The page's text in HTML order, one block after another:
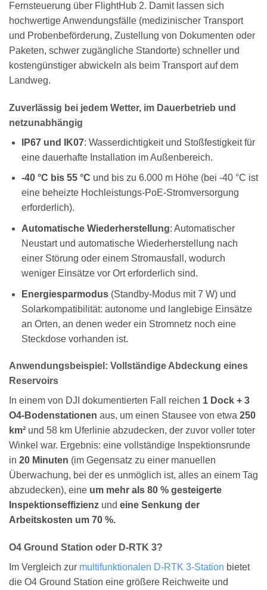
Fernsteuerung über FlightHub 2. Damit lassen sich
hochwertige Anwendungsfälle (medizinischer Transport
und Probenbeförderung, Zustellung von Dokumenten oder
Paketen, schwer zugängliche Standorte) schneller und
kostengünstiger abwickeln als beim Transport auf dem
Landweg.
Zuverlässig bei jedem Wetter, im Dauerbetrieb und
netzunabhängig
IP67 und IK07: Wasserdichtigkeit und Stoßfestigkeit für
eine dauerhafte Installation im Außenbereich.
-40 °C bis 55 °C und bis zu 6.000 m Höhe (bei -40 °C ist
eine beheizte Hochleistungs-PoE-Stromversorgung
erforderlich).
Automatische Wiederherstellung: Automatischer
Neustart und automatische Wiederherstellung nach
einer Störung oder einem Stromausfall, wodurch
weniger Einsätze vor Ort erforderlich sind.
Energiesparmodus(Standby-Modus mit 7 W) und
Solarkompatibilität: autonome und langlebige Einsätze
an Orten, an denen weder ein Stromnetz noch eine
Steckdose vorhanden ist.
Anwendungsbeispiel: Vollständige Abdeckung eines
Reservoirs
In einem von DJI dokumentierten Fall reichen 1 Dock + 3
O4-Bodenstationen aus, um einen Stausee von etwa 250
km² und 58 km Uferlinie abzudecken, der zuvor voller toter
Winkel war. Ergebnis: eine vollständige Inspektionsrunde
in 20 Minuten (im Gegensatz zu einer manuellen
Überwachung, bei der es unmöglich ist, alles an einem Tag
abzudecken), eine um mehr als 80 % gesteigerte
Inspektionseffizienz und eine Senkung der
Arbeitskosten um 70 %.
O4 Ground Station oder D-RTK 3?
Im Vergleich zur multifunktionalen D-RTK 3-Station bietet
die O4 Ground Station eine größere Reichweite und